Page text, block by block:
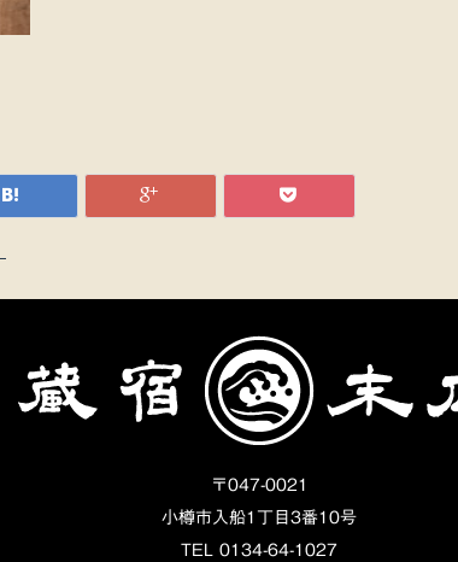
〒047-0021
小樽市入船1丁目3番10号
TEL 0134-64-1027